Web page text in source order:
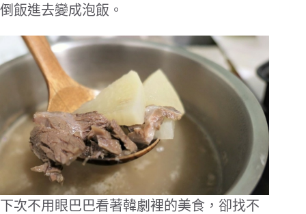
倒飯進去變成泡飯。
下次不用眼巴巴看著韓劇裡的美食，卻找不